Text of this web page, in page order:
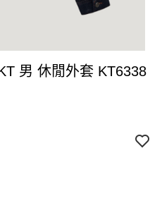
男 休閒外套 KT6338